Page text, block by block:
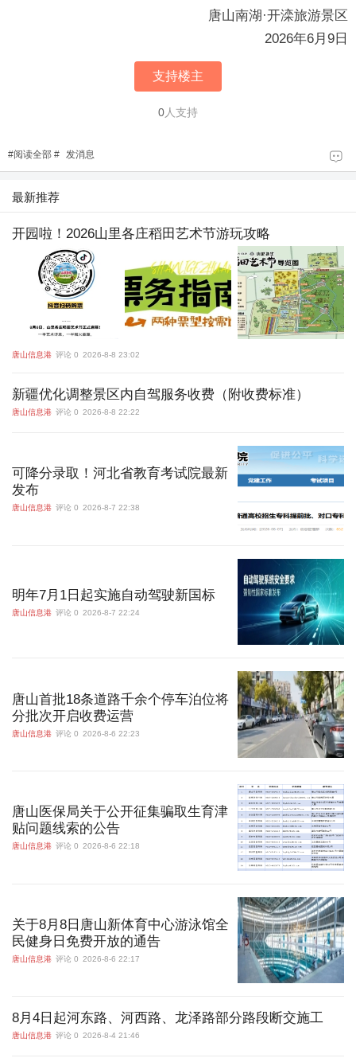
唐山南湖·开滦旅游景区
2026年6月9日
支持楼主
0人支持
#阅读全部 # 发消息
最新推荐
开园啦！2026山里各庄稻田艺术节游玩攻略
唐山信息港 评论 0 2026-8-8 23:02
新疆优化调整景区内自驾服务收费（附收费标准）
唐山信息港 评论 0 2026-8-8 22:22
可降分录取！河北省教育考试院最新
发布
唐山信息港 评论 0 2026-8-7 22:38
明年7月1日起实施自动驾驶新国标
唐山信息港 评论 0 2026-8-7 22:24
唐山首批18条道路千余个停车泊位将
分批次开启收费运营
唐山信息港 评论 0 2026-8-6 22:23
唐山医保局关于公开征集骗取生育津
贴问题线索的公告
唐山信息港 评论 0 2026-8-6 22:18
关于8月8日唐山新体育中心游泳馆全
民健身日免费开放的通告
唐山信息港 评论 0 2026-8-6 22:17
8月4日起河东路、河西路、龙泽路部分路段断交施工
唐山信息港 评论 0 2026-8-4 21:46